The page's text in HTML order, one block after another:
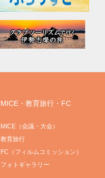
MICE・教育旅行・FC
MICE（会議・大会）
教育旅行
FC（フィルムコミッション）
フォトギャラリー